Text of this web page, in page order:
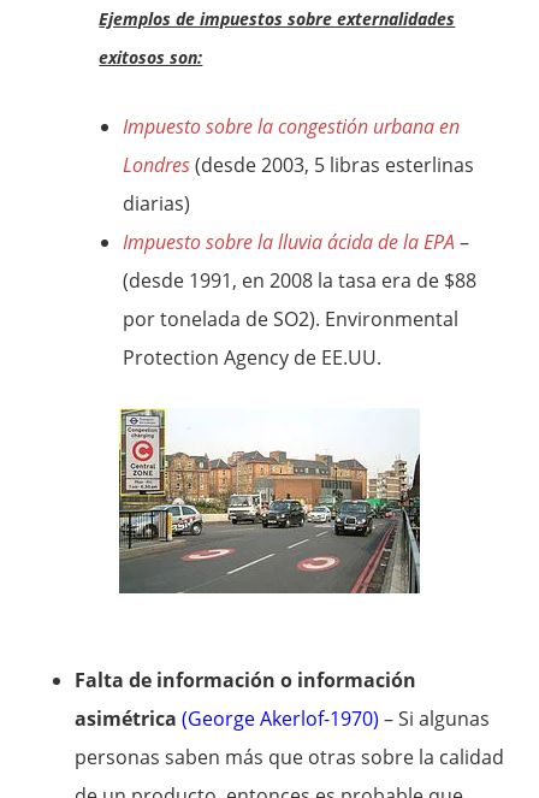
Ejemplos de impuestos sobre externalidades
exitosos son:
Impuesto sobre la congestión urbana en
Londres(desde 2003, 5 libras esterlinas
diarias)
Impuesto sobre la lluvia ácida de la EPA –
(desde 1991, en 2008 la tasa era de $88
por tonelada de SO2). Environmental
Protection Agency de EE.UU.
Falta de información o información
asimétrica(George Akerlof-1970) – Si algunas
personas saben más que otras sobre la calidad